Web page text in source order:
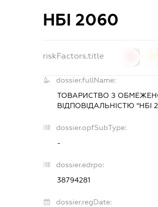
НБІ 2060
riskFactors.title
dossier.fullName:
ТОВАРИСТВО З
ВІДПОВІДАЛЬНІСТЮ "НБІ
dossier.opfSubType:
-
dossier.edrpo:
38794281
dossier.regDate: